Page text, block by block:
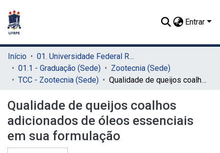
Entrar
Início
01. Universidade Federal Rural de Pernambuco - UFRPE (Sede)
01.1 - Graduação (Sede)
Zootecnia (Sede)
TCC - Zootecnia (Sede)
Qualidade de queijos coalhos adicionados de óleos essenciais em sua formulação
Qualidade de queijos coalhos
adicionados de óleos essenciais
em sua formulação